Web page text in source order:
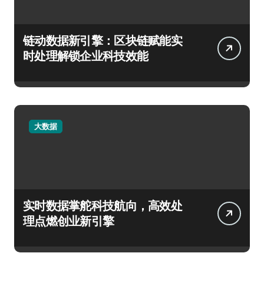
链动数据新引擎：区块链赋能实
时处理解锁企业科技效能
大数据
实时数据掌舵科技航向，高效处
理点燃创业新引擎